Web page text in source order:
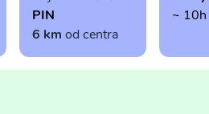
PIN
6 km od centra
~